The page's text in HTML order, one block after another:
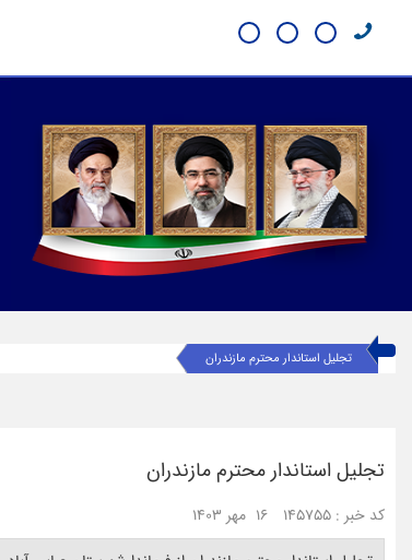
تجلیل استاندار محترم مازندران
تجلیل استاندار محترم مازندران
کد خبر : 145755
16 مهر 1403